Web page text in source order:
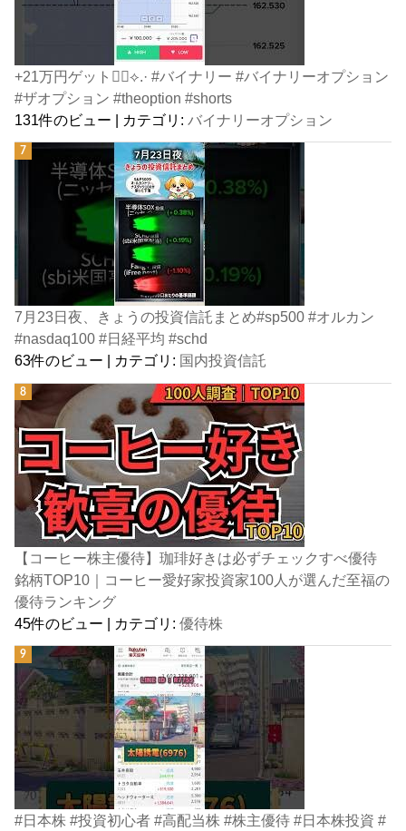
+21万円ゲット👍🏻⟡.· #バイナリー #バイナリーオプション
#ザオプション #theoption #shorts
131件のビュー | カテゴリ:バイナリーオプション
7月23日夜、きょうの投資信託まとめ#sp500 #オルカン
#nasdaq100 #日経平均 #schd
63件のビュー | カテゴリ: 国内投資信託
【コーヒー株主優待】珈琲好きは必ずチェックすべ優待
銘柄TOP10｜コーヒー愛好家投資家100人が選んだ至福の
優待ランキング
45件のビュー | カテゴリ:優待株
#日本株 #投資初心者 #高配当株 #株主優待 #日本株投資 #